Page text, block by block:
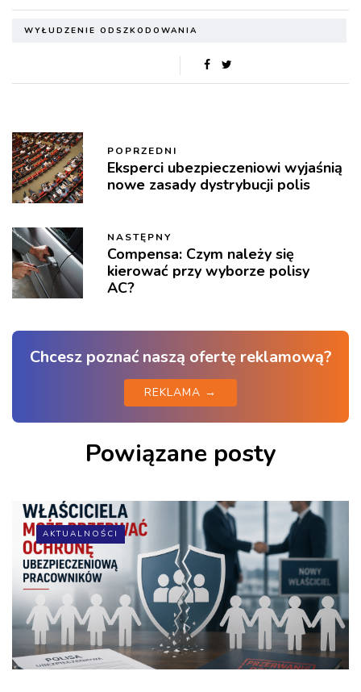
WYŁUDZENIE ODSZKODOWANIA
POPRZEDNI
Eksperci ubezpieczeniowi wyjaśnią
nowe zasady dystrybucji polis
NASTĘPNY
Compensa: Czym należy się
kierować przy wyborze polisy
AC?
Chcesz poznać naszą ofertę reklamową?
REKLAMA →
Powiązane posty
AKTUALNOŚCI